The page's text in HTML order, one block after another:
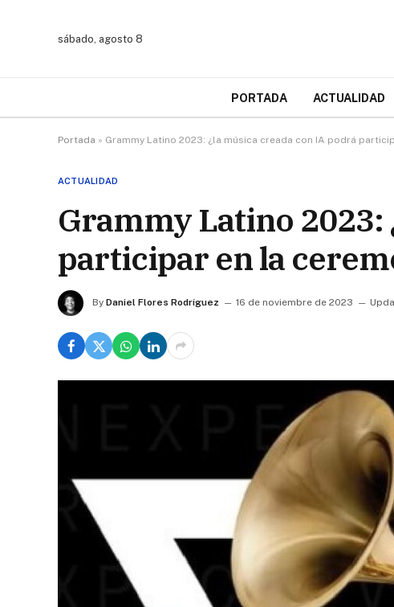
sábado, agosto 8
PORTADA ACTUALIDAD
Portada » Grammy Latino 2023: ¿la música creada con IA podrá
ACTUALIDAD
Grammy Latino 2023:
participar en la
By Daniel Flores Rodríguez 16 de noviembre de 2023